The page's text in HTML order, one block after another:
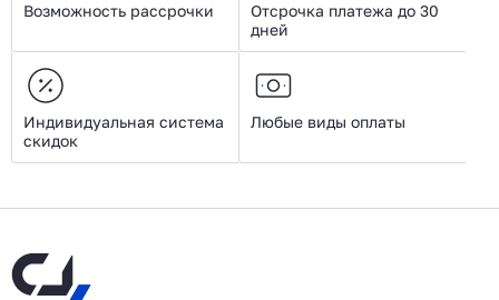
Возможность рассрочки
Отсрочка платежа до 30
дней
Индивидуальная система
скидок
Любые виды оплаты